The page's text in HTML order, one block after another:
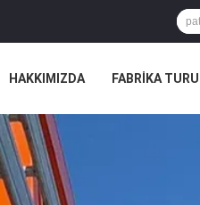
HAKKIMIZDA FABRIKA TURU